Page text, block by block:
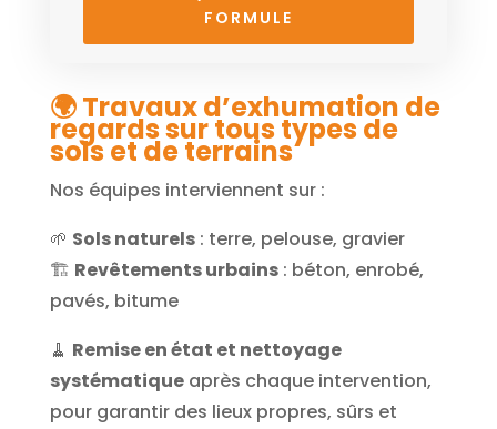
FORMULE
🌍Travaux d’exhumation de
regards sur tous types de
sols et de terrains
Nos équipes interviennent sur :
🌱 Sols naturels: terre, pelouse, gravier
🏗️ Revêtements urbains: béton, enrobé,
pavés, bitume
🧹 Remise en état et nettoyage
systématiqueaprès chaque intervention,
pour garantir des lieux propres, sûrs et